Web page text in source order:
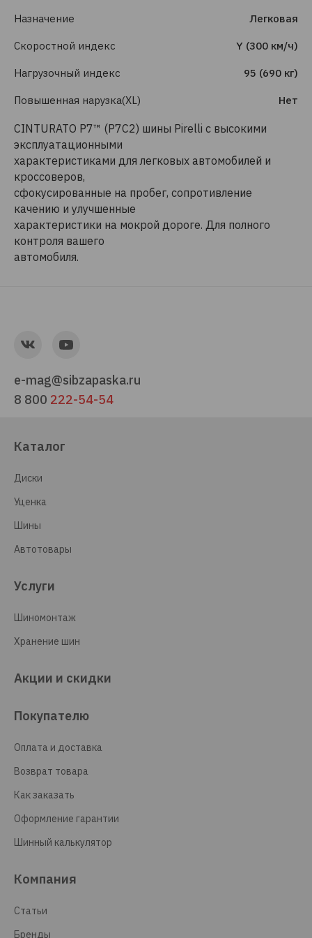
Назначение Легковая
Скоростной индекс Y (300 км/ч)
Нагрузочный индекс 95 (690 кг)
Повышенная нарузка(XL) Нет
CINTURATO P7™ (P7C2) шины Pirelli с высокими
эксплуатационными
характеристиками для легковых автомобилей и
кроссоверов,
сфокусированные на пробег, сопротивление
качению и улучшенные
характеристики на мокрой дороге. Для полного
контроля вашего
автомобиля.
e-mag@sibzapaska.ru
8 800 222-54-54
Каталог
Диски
Уценка
Шины
Автотовары
Услуги
Шиномонтаж
Хранение шин
Акции и скидки
Покупателю
Оплата и доставка
Возврат товара
Как заказать
Оформление гарантии
Шинный калькулятор
Компания
Статьи
Бренды